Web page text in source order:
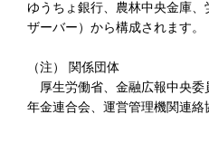
ゆうちょ銀行、農林中央金庫
ザーバー）から構成されます。
（注） 関係団体
厚生労働省、金融広報中央委
年金連合会、運営管理機関連